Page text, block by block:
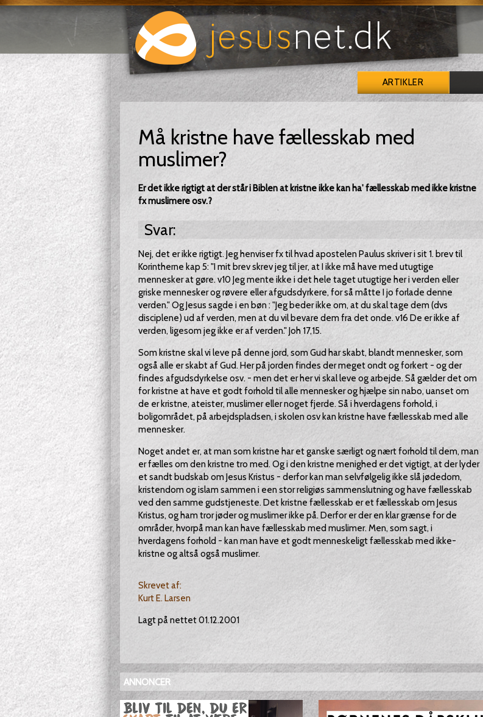
ARTIKLER
Må kristne have fællesskab med
muslimer?
Er det ikke rigtigt at der står i Biblen at kristne ikke kan ha' fællesskab med ikke kristne
fx muslimere osv.?
Svar:
Nej, det er ikke rigtigt. Jeg henviser fx til hvad apostelen Paulus skriver i sit 1. brev til
Korintherne kap 5: "I mit brev skrev jeg til jer, at I ikke må have med utugtige
mennesker at gøre. v10 Jeg mente ikke i det hele taget utugtige her i verden eller
griske mennesker og røvere eller afgudsdyrkere, for så måtte I jo forlade denne
verden." Og Jesus sagde i en bøn : "Jeg beder ikke om, at du skal tage dem (dvs
disciplene) ud af verden, men at du vil bevare dem fra det onde. v16 De er ikke af
verden, ligesom jeg ikke er af verden." Joh 17,15.
Som kristne skal vi leve på denne jord, som Gud har skabt, blandt mennesker, som
også alle er skabt af Gud. Her på jorden findes der meget ondt og forkert - og der
findes afgudsdyrkelse osv. - men det er her vi skal leve og arbejde. Så gælder det om
for kristne at have et godt forhold til alle mennesker og hjælpe sin nabo, uanset om
de er kristne, ateister, muslimer eller noget fjerde. Så i hverdagens forhold, i
boligområdet, på arbejdspladsen, i skolen osv kan kristne have fællesskab med alle
mennesker.
Noget andet er, at man som kristne har et ganske særligt og nært forhold til dem, man
er fælles om den kristne tro med. Og i den kristne menighed er det vigtigt, at der lyder
et sandt budskab om Jesus Kristus - derfor kan man selvfølgelig ikke slå jødedom,
kristendom og islam sammen i een stor religiøs sammenslutning og have fællesskab
ved den samme gudstjeneste. Det kristne fællesskab er et fællesskab om Jesus
Kristus, og ham tror jøder og muslimer ikke på. Derfor er der en klar grænse for de
områder, hvorpå man kan have fællesskab med muslimer. Men, som sagt, i
hverdagens forhold - kan man have et godt menneskeligt fællesskab med ikke-
kristne og altså også muslimer.
Skrevet af:
Kurt E. Larsen
Lagt på nettet 01.12.2001
ANNONCER